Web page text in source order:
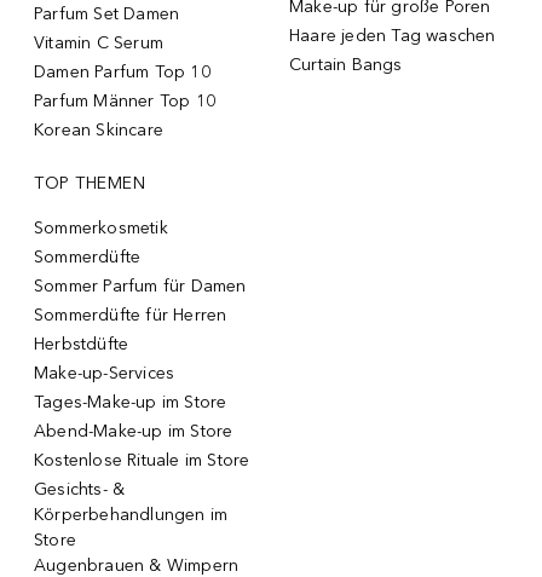
Parfum Set Damen
Vitamin C Serum
Damen Parfum Top 10
Parfum Männer Top 10
Korean Skincare
Make-up für große Poren
Haare jeden Tag waschen
Curtain Bangs
TOP THEMEN
Sommerkosmetik
Sommerdüfte
Sommer Parfum für Damen
Sommerdüfte für Herren
Herbstdüfte
Make-up-Services
Tages-Make-up im Store
Abend-Make-up im Store
Kostenlose Rituale im Store
Gesichts- &
Körperbehandlungen im
Store
Augenbrauen & Wimpern